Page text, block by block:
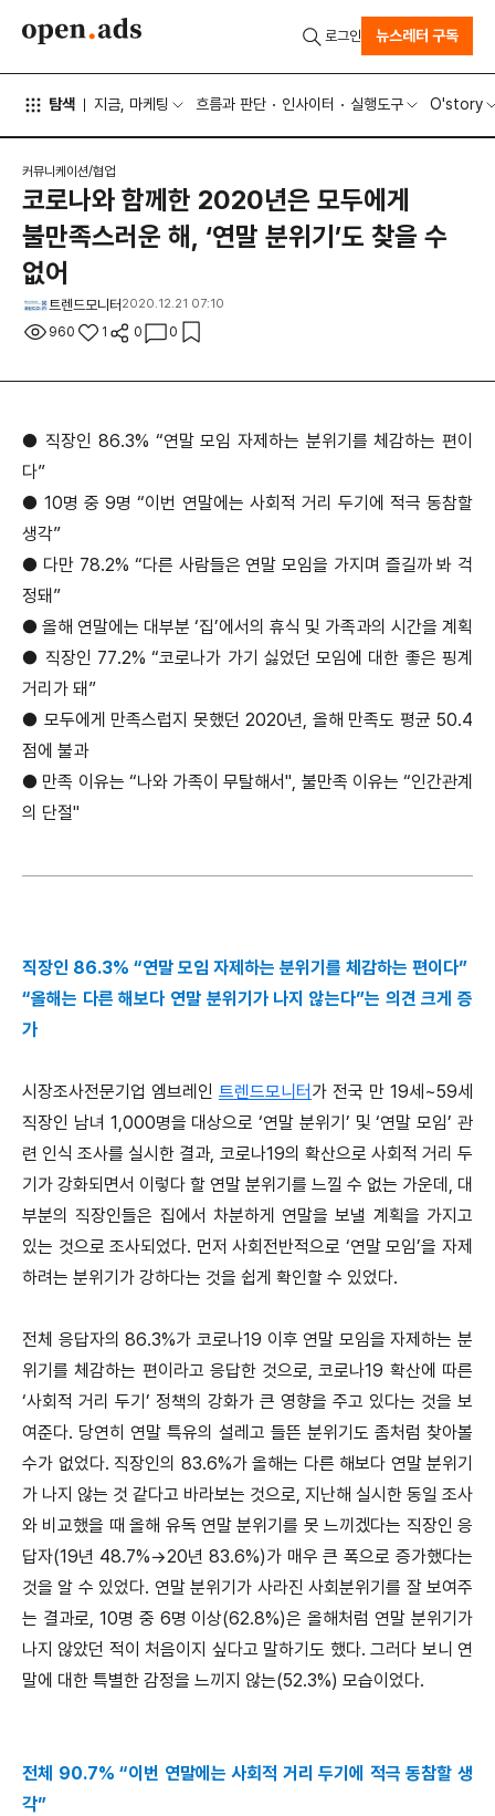
탐색 지금, 마케팅 흐름과 판단 인사이터 실행도구 O'story
로그인 뉴스레터 구독
커뮤니케이션/협업
코로나와 함께한 2020년은 모두에게
불만족스러운 해, ‘연말 분위기’도 찾을 수
없어
트렌드모니터 2020.12.21 07:10
960 1 0 0
● 직장인 86.3% “연말 모임 자제하는 분위기를 체감하는 편이
다”
● 10명 중 9명 “이번 연말에는 사회적 거리 두기에 적극 동참할
생각”
● 다만 78.2% “다른 사람들은 연말 모임을 가지며 즐길까 봐 걱
정돼”
● 올해 연말에는 대부분 ‘집’에서의 휴식 및 가족과의 시간을 계획
● 직장인 77.2% “코로나가 가기 싫었던 모임에 대한 좋은 핑계
거리가 돼”
● 모두에게 만족스럽지 못했던 2020년, 올해 만족도 평균 50.4
점에 불과
● 만족 이유는 “나와 가족이 무탈해서", 불만족 이유는 “인간관계
의 단절"
직장인 86.3% “연말 모임 자제하는 분위기를 체감하는 편이다”
“올해는 다른 해보다 연말 분위기가 나지 않는다”는 의견 크게 증
가
시장조사전문기업 엠브레인 트렌드모니터 가 전국 만 19세~59세
직장인 남녀 1,000명을 대상으로 ‘연말 분위기’ 및 ‘연말 모임’ 관
련 인식 조사를 실시한 결과, 코로나19의 확산으로 사회적 거리 두
기가 강화되면서 이렇다 할 연말 분위기를 느낄 수 없는 가운데, 대
부분의 직장인들은 집에서 차분하게 연말을 보낼 계획을 가지고
있는 것으로 조사되었다. 먼저 사회전반적으로 ‘연말 모임’을 자제
하려는 분위기가 강하다는 것을 쉽게 확인할 수 있었다.
전체 응답자의 86.3%가 코로나19 이후 연말 모임을 자제하는 분
위기를 체감하는 편이라고 응답한 것으로, 코로나19 확산에 따른
‘사회적 거리 두기’ 정책의 강화가 큰 영향을 주고 있다는 것을 보
여준다. 당연히 연말 특유의 설레고 들뜬 분위기도 좀처럼 찾아볼
수가 없었다. 직장인의 83.6%가 올해는 다른 해보다 연말 분위기
가 나지 않는 것 같다고 바라보는 것으로, 지난해 실시한 동일 조사
와 비교했을 때 올해 유독 연말 분위기를 못 느끼겠다는 직장인 응
답자(19년 48.7%→20년 83.6%)가 매우 큰 폭으로 증가했다는
것을 알 수 있었다. 연말 분위기가 사라진 사회분위기를 잘 보여주
는 결과로, 10명 중 6명 이상(62.8%)은 올해처럼 연말 분위기가
나지 않았던 적이 처음이지 싶다고 말하기도 했다. 그러다 보니 연
말에 대한 특별한 감정을 느끼지 않는(52.3%) 모습이었다.
전체 90.7% “이번 연말에는 사회적 거리 두기에 적극 동참할 생
각”